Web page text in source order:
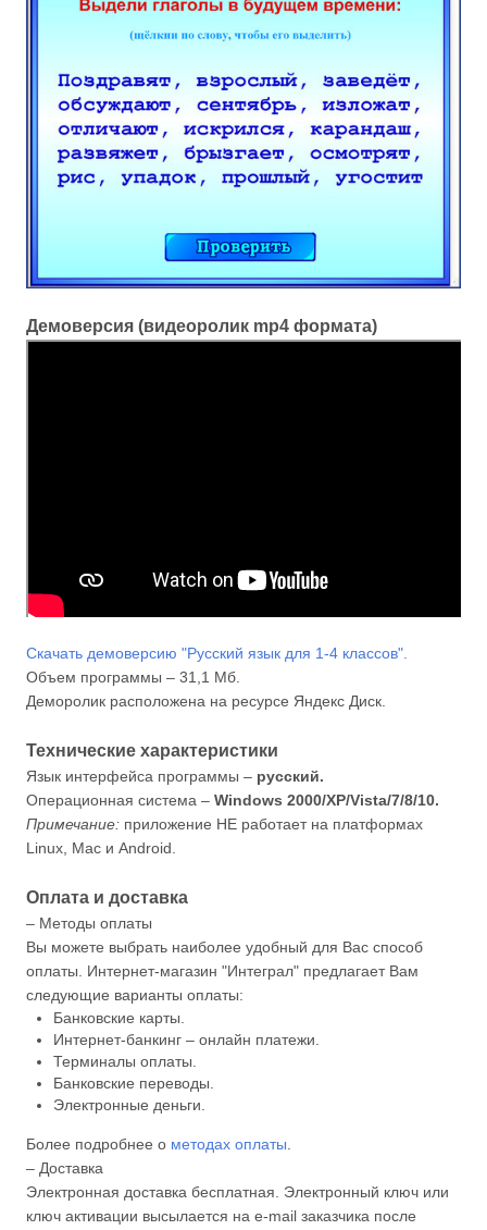
Демоверсия (видеоролик mp4 формата)
Скачать демоверсию "Русский язык для 1-4 классов".
Объем программы – 31,1 Мб.
Деморолик расположена на ресурсе Яндекс Диск.
Технические характеристики
Язык интерфейса программы – русский.
Операционная система – Windows 2000/XP/Vista/7/8/10.
Примечание: приложение НЕ работает на платформах
Linux, Mac и Android.
Оплата и доставка
– Методы оплаты
Вы можете выбрать наиболее удобный для Вас способ
оплаты. Интернет-магазин "Интеграл" предлагает Вам
следующие варианты оплаты:
Банковские карты.
Интернет-банкинг – онлайн платежи.
Терминалы оплаты.
Банковские переводы.
Электронные деньги.
Более подробнее о методах оплаты.
– Доставка
Электронная доставка бесплатная. Электронный ключ или
ключ активации высылается на e-mail заказчика после